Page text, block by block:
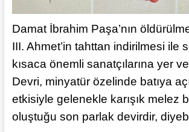
Damat İbrahim Paşa’nın
III. Ahmet’in tahttan indirilmesi ile
kısaca önemli sanatçılarına yer
Devri, minyatür özelinde batıya
etkisiyle gelenekle karışık melez
oluştuğu son parlak devirdir,